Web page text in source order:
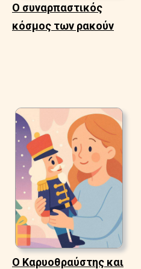
Ο συναρπαστικός
κόσμος των ρακούν
Ο Καρυοθραύστης και